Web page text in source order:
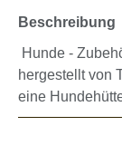
Beschreibung
Hunde -
hergestellt von
eine